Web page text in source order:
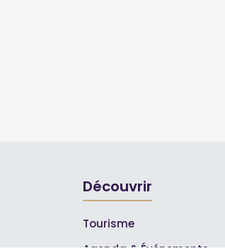
Découvrir
Tourisme